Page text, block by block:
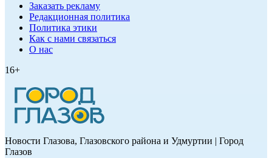
Заказать рекламу
Редакционная политика
Политика этики
Как с нами связаться
О нас
16+
Новости Глазова, Глазовского района и Удмуртии | Город
Глазов